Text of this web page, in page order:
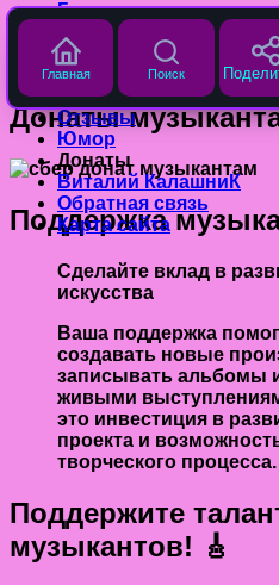
Перейти к содержанию
Search for:
Главная страница
Блог про гитару
Галерея
Видео
Уроки
Отзывы
Юмор
Донаты
Виталий КалашниК
Обратная связь
Карта сайта
Главная страница
Донаты
Поддержка
Сделайте вклад в
искусства
Ваша поддержка
создавать новые
записывать альбомы
живыми
это инвестиция в
проекта и
творческого процесса.
Поддержите
музыкантов! 🎸
Главная Поиск